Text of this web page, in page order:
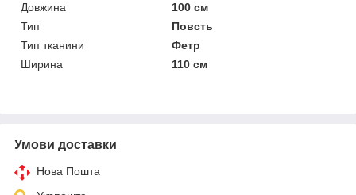
Довжина
100 см
Тип
Повсть
Тип тканини
Фетр
Ширина
110 см
Умови доставки
Нова Пошта